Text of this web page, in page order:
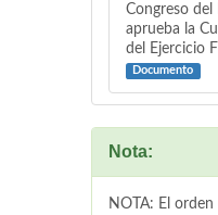
Congreso del
aprueba la
del Ejercicio
Documento
Nota:
NOTA: El